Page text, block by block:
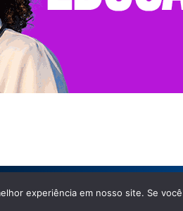
experiência em nosso site. Se